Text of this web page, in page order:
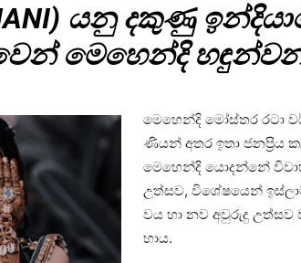
යනු දකුණු
මෙහෙන්දි
මෙහෙන්දි මෝස්තර රටා
ණි­යන් අතර ඉතා ජන­ප්‍රිය
මෙහෙන්දි යොදන්නේ
උත්සව, විශේ­ෂ­යෙන්
වය හා නව අවු­රුදු උත්සව
හාය.